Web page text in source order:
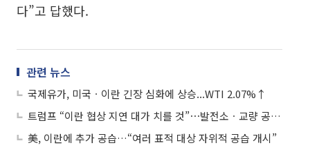
다”고 답했다.
관련 뉴스
국제유가, 미국ㆍ이란 긴장 심화에 상승...WTI 2.07%↑
트럼프 “이란 협상 지연 대가 치를 것”⋯발전소ㆍ교량 공습 검토
美, 이란에 추가 공습…“여러 표적 대상 자위적 공습 개시”